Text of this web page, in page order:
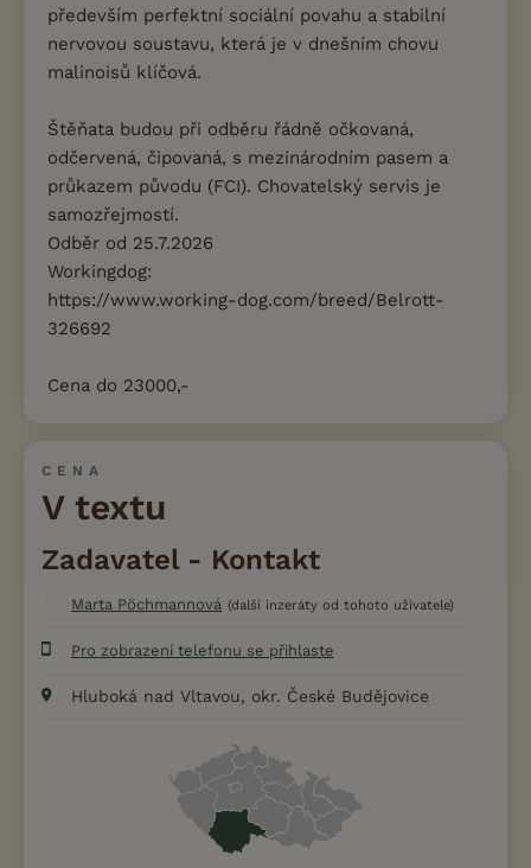
především perfektní sociální povahu a stabilní
nervovou soustavu, která je v dnešním chovu
malinoisů klíčová.
Štěňata budou při odběru řádně očkovaná,
odčervená, čipovaná, s mezinárodním pasem a
průkazem původu (FCI). Chovatelský servis je
samozřejmostí.
Odběr od 25.7.2026
Workingdog:
https://www.working-dog.com/breed/Belrott-
326692
Cena do 23000,-
CENA
V textu
Zadavatel - Kontakt
Marta Pöchmannová (další inzeráty od tohoto uživatele)
Pro zobrazení telefonu se přihlaste
Hluboká nad Vltavou, okr. České Budějovice